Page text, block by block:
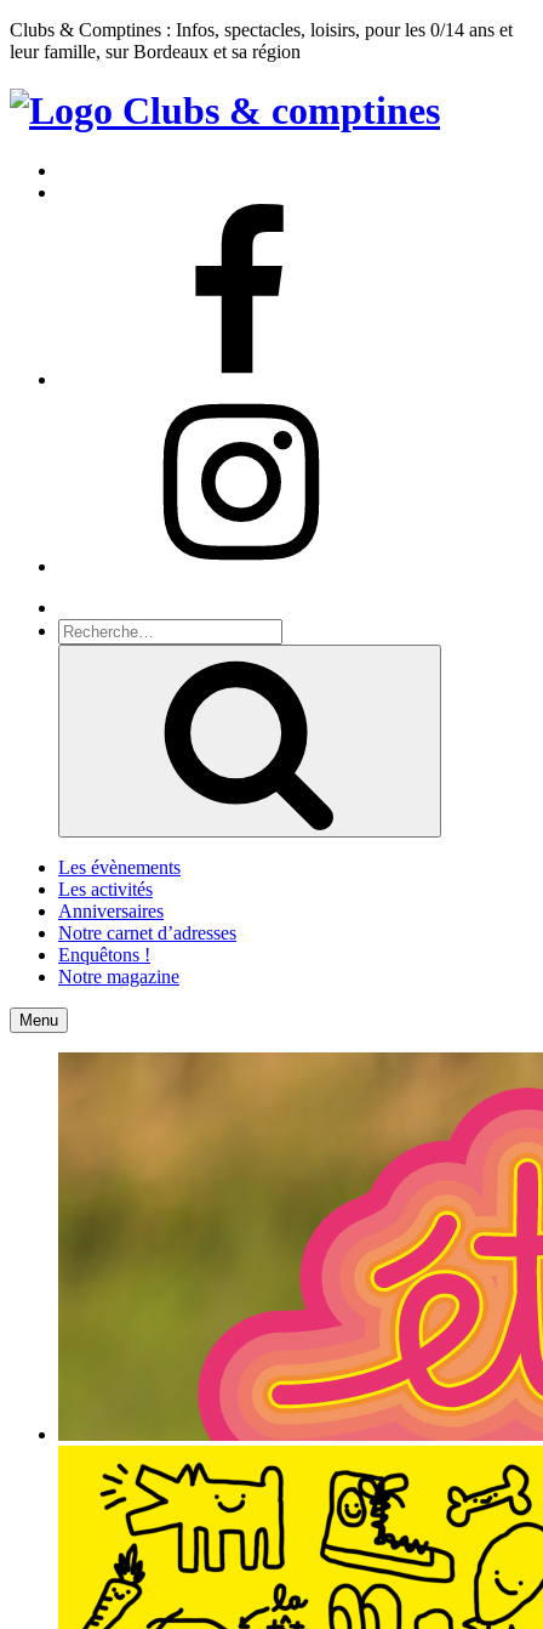
Clubs & Comptines : Infos, spectacles, loisirs, pour les 0/14 ans et
leur famille, sur Bordeaux et sa région
Clubs
Comptines
Recherche
pour
Les évènements
Les activités
Anniversaires
Notre carnet d’adresses
Enquêtons !
Notre magazine
Accueil
Menu Contact